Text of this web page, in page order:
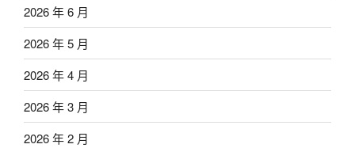
2026 年 6 月
2026 年 5 月
2026 年 4 月
2026 年 3 月
2026 年 2 月